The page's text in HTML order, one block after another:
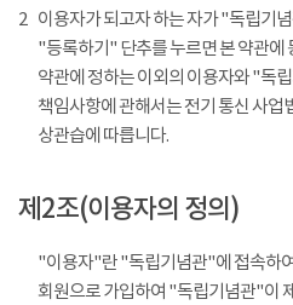
2 이용자가 되고자 하는 자가 "독립기
"등록하기" 단추를 누르면 본 약관에
약관에 정하는 이외의 이용자와 "독
책임사항에 관해서는 전기 통신 사업
상관습에 따릅니다.
제2조(이용자의 정의)
"이용자"란 "독립기념관"에 접속하
회원으로 가입하여 "독립기념관"이